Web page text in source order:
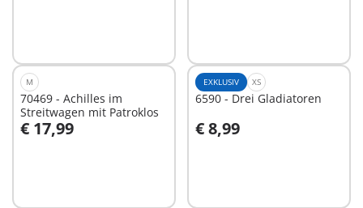
M
70469 - Achilles im
Streitwagen mit Patroklos
€ 17,99
In den Warenkorb
EXKLUSIV XS
6590 - Drei Gladiatoren
€ 8,99
In den Warenkorb